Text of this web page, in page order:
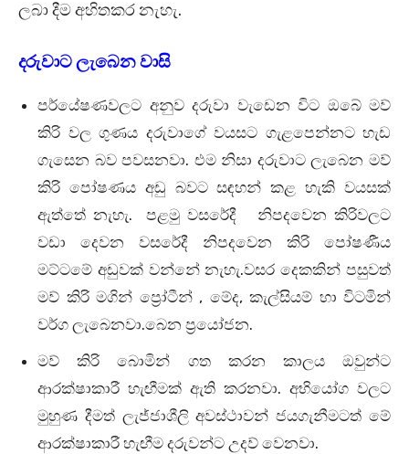
ලබා දීම අහිතකර නැහැ.
දරුවාට ලැබෙන වාසි
පර්යේෂණවලට අනුව දරුවා වැඩෙන විට ඔබේ මව්
කිරි වල ගුණය දරුවාගේ වයසට ගැළපෙන්නට හැඩ
ගැසෙන බව පවසනවා. එම නිසා දරුවාට ලැබෙන මව්
කිරි පෝෂණය අඩු බවට සඳහන් කළ හැකි වයසක්
ඇත්තේ නැහැ. පළමු වසරේදී නිපදවෙන කිරිවලට
වඩා දෙවන වසරේදී නිපදවෙන කිරි පෝෂණීය
මට්ටමේ අඩුවක් වන්නේ නැහැ.වසර දෙකකින් පසුවත්
මව් කිරි මගින් ප්‍රෝටීන් , මේද, කැල්සියම් හා විටමින්
වර්ග ලැබෙනවා.බෙන ප්‍රයෝජන.
මව් කිරි බොමින් ගත කරන කාලය ඔවුන්ට
ආරක්ෂාකාරී හැඟීමක් ඇති කරනවා. අභියෝග වලට
මුහුණ දීමත් ලැජ්ජාශීලි අවස්ථාවන් ජයගැනීමටත් මේ
ආරක්ෂාකාරී හැඟීම දරුවන්ට උදව් වෙනවා.